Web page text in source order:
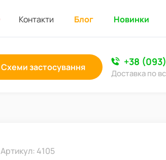
Контакти Блог Новинки
Схеми застосування +38
Доставка по
Артикул: 4105